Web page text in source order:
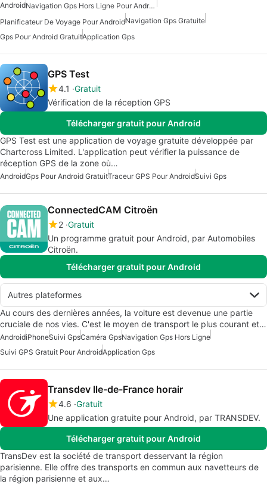
Android
Navigation Gps Hors Ligne Pour Android
Planificateur De Voyage Pour AndroidNavigation Gps Gratuite
Gps Pour Android GratuitApplication Gps
GPS Test
4.1 Gratuit
Vérification de la réception GPS
Télécharger gratuit pour Android
GPS Test est une application de voyage gratuite développée par
Chartcross Limited. L'application peut vérifier la puissance de
réception GPS de la zone où…
AndroidGps Pour Android GratuitTraceur GPS Pour AndroidSuivi Gps
ConnectedCAM Citroën
2 Gratuit
Un programme gratuit pour Android, par Automobiles
Citroën.
Télécharger gratuit pour Android
Autres plateformes
Au cours des dernières années, la voiture est devenue une partie
cruciale de nos vies. C'est le moyen de transport le plus courant et…
AndroidiPhoneSuivi GpsCaméra GpsNavigation Gps Hors Ligne
Suivi GPS Gratuit Pour AndroidApplication Gps
Transdev Ile-de-France horair
4.6 Gratuit
Une application gratuite pour Android, par TRANSDEV.
Télécharger gratuit pour Android
TransDev est la société de transport desservant la région
parisienne. Elle offre des transports en commun aux navetteurs de
la région parisienne et aux…